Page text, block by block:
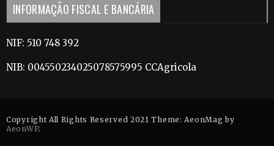
INFORMAÇÃO FISCAL E BANCÁRIA
NIF: 510 748 392
NIB: 004550234025078575995 CCAgricola
Copyright All Rights Reserved 2021 Theme: AeonMag by
AeonWP.